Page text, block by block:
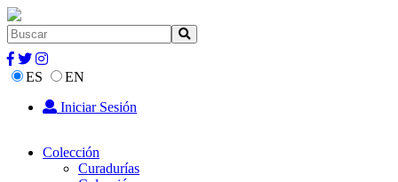
ES
EN
Iniciar Sesión
Colección
Curadurías